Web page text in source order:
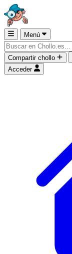
Menú
Compartir chollo
Acceder